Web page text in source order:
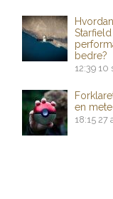
Starfield
bedre?
12:39 10
en
18:15 27